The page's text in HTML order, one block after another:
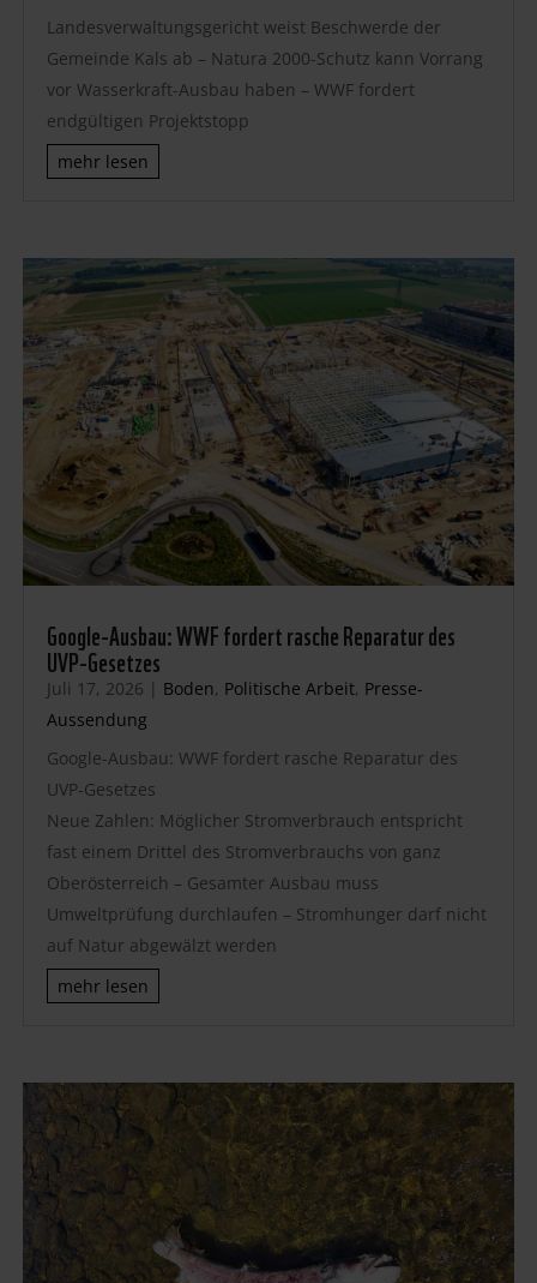
Landesverwaltungsgericht weist Beschwerde der
Gemeinde Kals ab – Natura 2000-Schutz kann Vorrang
vor Wasserkraft-Ausbau haben – WWF fordert
endgültigen Projektstopp
mehr lesen
Google-Ausbau: WWF fordert rasche Reparatur des
UVP-Gesetzes
Juli 17, 2026 | Boden, Politische Arbeit, Presse-
Aussendung
Google-Ausbau: WWF fordert rasche Reparatur des
UVP-Gesetzes
Neue Zahlen: Möglicher Stromverbrauch entspricht
fast einem Drittel des Stromverbrauchs von ganz
Oberösterreich – Gesamter Ausbau muss
Umweltprüfung durchlaufen – Stromhunger darf nicht
auf Natur abgewälzt werden
mehr lesen